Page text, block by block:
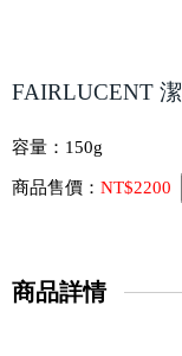
FAIRLUCENT
容量： 150g
商品售價： NT$2200
商品詳情